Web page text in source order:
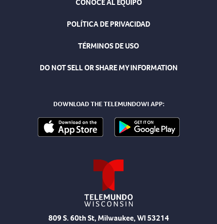
CONOCE AL EQUIPO
POLÍTICA DE PRIVACIDAD
TÉRMINOS DE USO
DO NOT SELL OR SHARE MY INFORMATION
DOWNLOAD THE TELEMUNDOWI APP:
809 S. 60th St, Milwaukee, WI 53214